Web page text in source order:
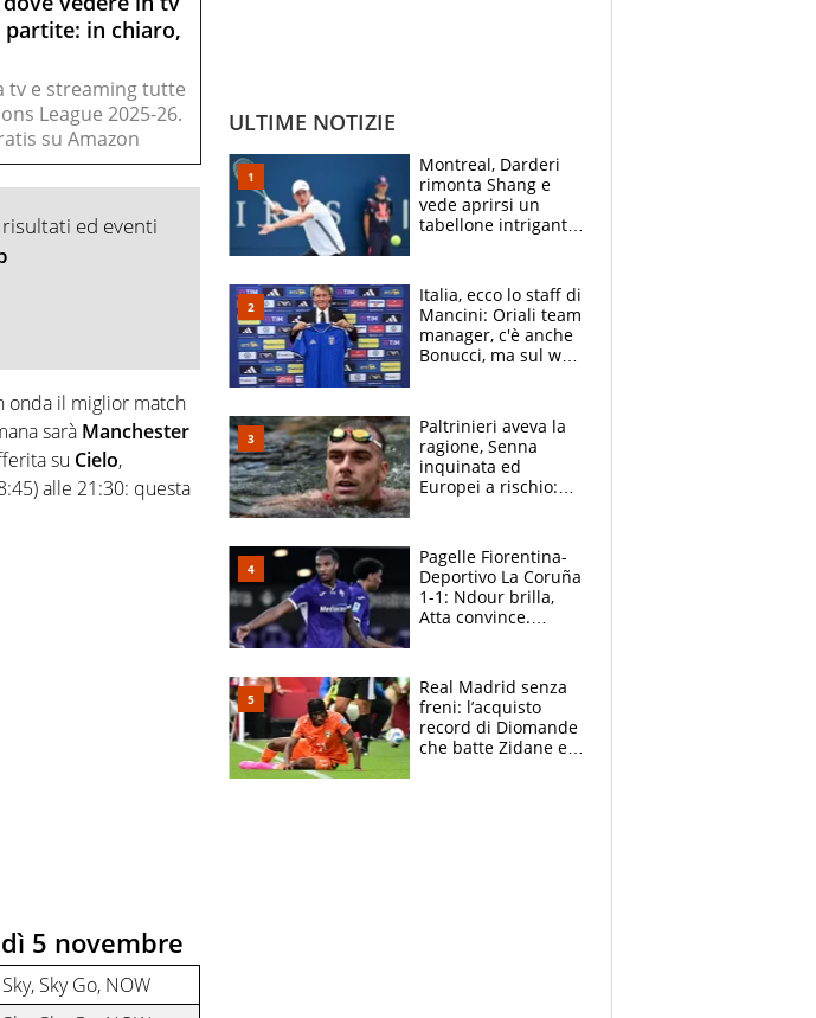
in chiaro,
tv e streaming tutte
League 2025-26.
su Amazon
ed eventi
onda il miglior match
sarà Manchester
su Cielo,
alle 21:30: questa
5 novembre
Sky, Sky Go, NOW
ULTIME NOTIZIE
Montreal, Darderi
rimonta Shang e
vede aprirsi un
tabellone intrigante:
felice del mio livello"
Italia, ecco lo staff di
Mancini: Oriali team
manager, c'è anche
Bonucci, ma sul web
Paltrinieri aveva la
ragione, Senna
inquinata ed
Europei a rischio:
adesso
Pagelle Fiorentina-
Deportivo La Coruña
1-1: Ndour brilla,
Atta convince.
Real Madrid senza
freni: l’acquisto
record di Diomande
che batte Zidane e